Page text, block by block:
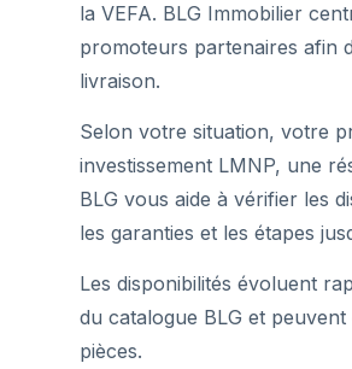
la VEFA. BLG Immobilier
promoteurs partenaires afin
livraison.
Selon votre situation, votre
investissement LMNP, une
BLG vous aide à vérifier les
les garanties et les étapes
Les disponibilités évoluent
du catalogue BLG et
pièces.